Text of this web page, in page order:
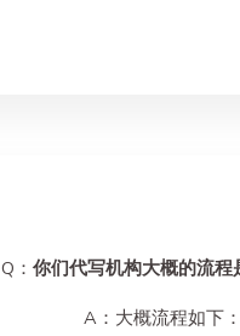
Q： 你们代写机构大概的流程
A：大概流程如下：